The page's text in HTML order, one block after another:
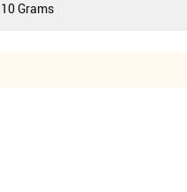
10 Grams